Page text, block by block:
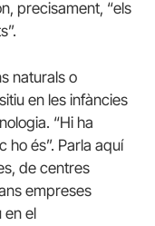
precisament, “els
naturals o
en les infàncies
“Hi ha
ho és”. Parla aquí
de centres
empreses
en el